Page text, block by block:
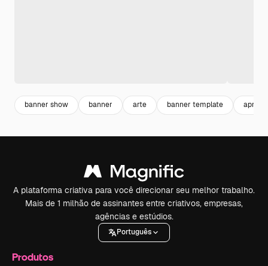
banner show banner arte banner template
A plataforma criativa para você direcionar seu melhor trabalho.
Mais de 1 milhão de assinantes entre criativos, empresas,
agências e estúdios.
Português
Produtos